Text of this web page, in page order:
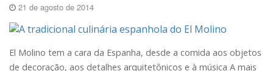
21 de agosto de 2014
El Molino tem a cara da Espanha, desde a comida aos objetos
de decoração, aos detalhes arquitetônicos e à música A mais